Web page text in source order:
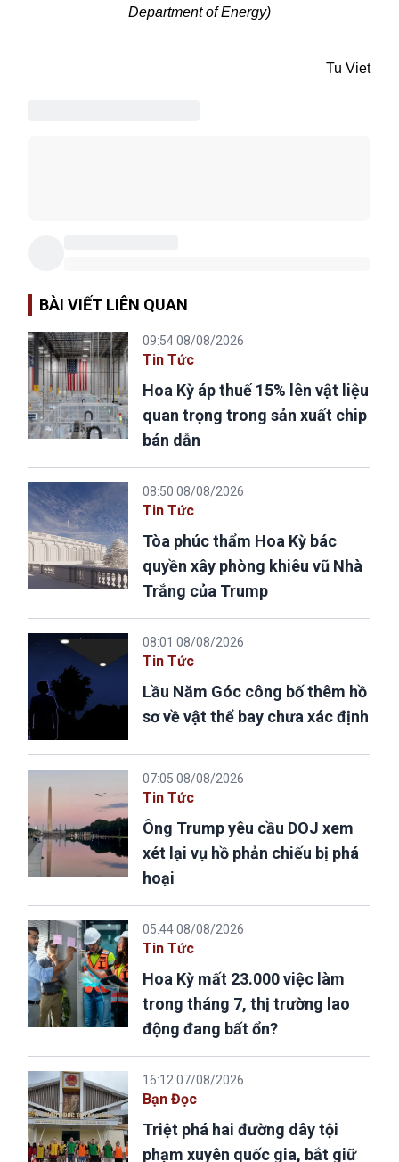
Department of Energy)
Tu Viet
BÀI VIẾT LIÊN QUAN
09:54 08/08/2026
Tin Tức
Hoa Kỳ áp thuế 15% lên vật liệu
quan trọng trong sản xuất chip
bán dẫn
08:50 08/08/2026
Tin Tức
Tòa phúc thẩm Hoa Kỳ bác
quyền xây phòng khiêu vũ Nhà
Trắng của Trump
08:01 08/08/2026
Tin Tức
Lầu Năm Góc công bố thêm hồ
sơ về vật thể bay chưa xác định
07:05 08/08/2026
Tin Tức
Ông Trump yêu cầu DOJ xem
xét lại vụ hồ phản chiếu bị phá
hoại
05:44 08/08/2026
Tin Tức
Hoa Kỳ mất 23.000 việc làm
trong tháng 7, thị trường lao
động đang bất ổn?
16:12 07/08/2026
Bạn Đọc
Triệt phá hai đường dây tội
phạm xuyên quốc gia, bắt giữ